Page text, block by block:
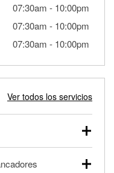
07:30am - 10:00pm
07:30am - 10:00pm
07:30am - 10:00pm
Ver todos los servicios
y